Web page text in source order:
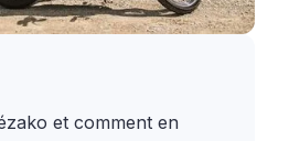
et comment en